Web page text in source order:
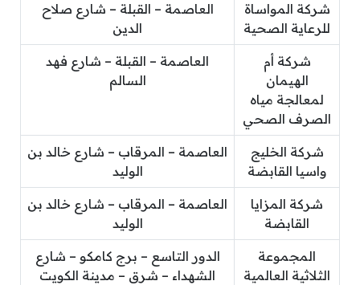
شركة المواساة
للرعاية الصحية
العاصمة – القبلة – شارع صلاح
الدين
شركة أم
الهيمان
لمعالجة مياه
الصرف الصحي
العاصمة – القبلة – شارع فهد
السالم
شركة الخليج
واسيا القابضة
العاصمة – المرقاب – شارع خالد بن
الوليد
شركة المزايا
القابضة
العاصمة – المرقاب – شارع خالد بن
الوليد
المجموعة
الثلاثية العالمية
الدور التاسع – برج كامكو – شارع
الشهداء – شرق – مدينة الكويت